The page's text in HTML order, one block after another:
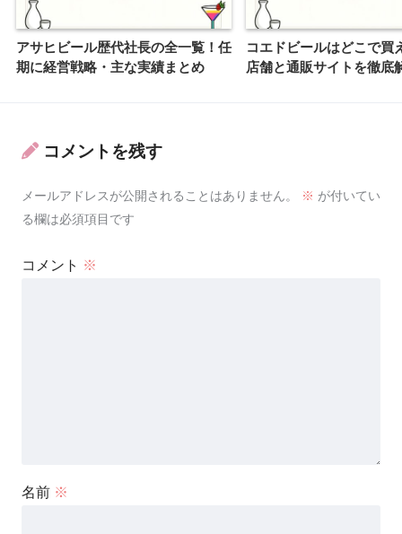
アサヒビール歴代社長の全一覧！任
期に経営戦略・主な実績まとめ
コエドビールはどこで買
店舗と通販サイトを徹底
コメントを残す
メールアドレスが公開されることはありません。 ※ が付いてい
る欄は必須項目です
コメント ※
名前 ※